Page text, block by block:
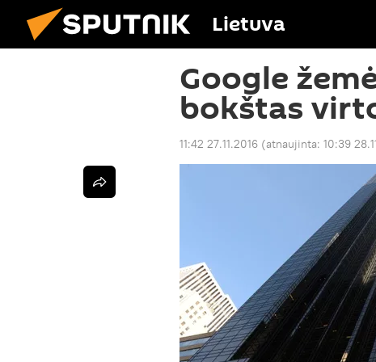
Lietuva
Google
bokštas
11:42 27.11.2016 (atnaujinta: 10:39